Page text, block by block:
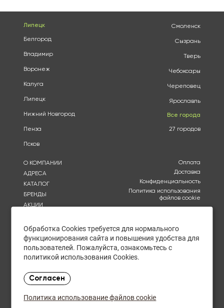
Липецк
Белгород
Владимир
Воронеж
Калуга
Липецк
Нижний Новгород
Пенза
Псков
Смоленск
Сызрань
Тверь
Чебоксары
Череповец
Ярославль
Все города
27 городов
О КОМПАНИИ
АДРЕСА
КАТАЛОГ
БРЕНДЫ
АКЦИИ
ОТЗЫВЫ
КОНТАКТЫ
Оплата
Доставка
Конфиденциальность
Политика использования
файлов cookie
Политика в отношении
обработки персональных
данных
Обработка Cookies требуется для нормального
функционирования сайта и повышения удобства для
пользователей. Пожалуйста, ознакомьтесь с
политикой использования Cookies.
Согласен
Политика использование файлов cookie